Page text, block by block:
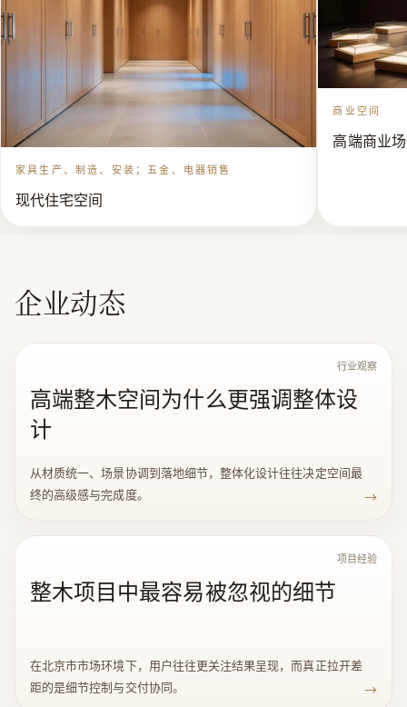
古典中式、新中式系列产品的开发，挖掘五千年的中华
文华，让产品每一个图案都诠释着一个时代的文明，每
一个元素都打上了一个时代的烙印，演绎着独特的木作
艺术魅力！ 经过近几年的飞速发展，启牧实业已具备雄
厚的生产实力，公司资产规模近2.0亿，拥有天津、江西
南北两大生产基地，占地一百多亩。现有生产车间35000
㎡，产品展厅6000㎡和一座1800㎡家居定制样板别墅
（在建），员工近300多名。多条生产线均配备国内外先
健康家园的理念，为行业发展树立标杆，传递绿色发展
正能量！ 服务理念：细致用心 客户至上 企业使命：为
世人的家居革命而努力与服务。 团队信条：诚信博爱
负责廉政 创新共赢 启牧精神：凡事以最好为目标，坚
信勤劳必有收获。 企业核心价值：创新服务 开拓进
取 诚信合作 感恩奉献 企业愿景：做一个传承百年的
企业，创一个盛名远播的品牌 | 家具生产、制造、安装；
五金、电器销售
家具生产、制造、安装；五金、电器销售
现代住宅空间
商业空间
高端商业
企业动态
行业观察
高端整木空间为什么更强调整体设
计
从材质统一、场景协调到落地细节，整体化设计往往决定空间最
终的高级感与完成度。
→
项目经验
整木项目中最容易被忽视的细节
在北京市市场环境下，用户往往更关注结果呈现，而真正拉开差
距的是细节控制与交付协同。
→